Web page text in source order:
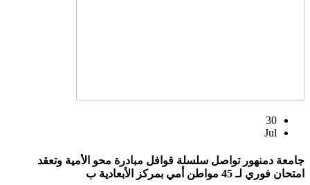
30
Jul
جامعة دمنهور تواصل سلسلة قوافل مبادرة محو الأمية وتعقد
امتحان فوري لـ 45 مواطن أمي بمركز الأبعادية ب